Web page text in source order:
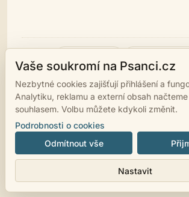
© 2007 - 2026 Nastavení cookies
Vaše soukromí na Psanci.cz
Nezbytné cookies zajišťují přihlášení a
Analytiku, reklamu a externí obsah
souhlasem. Volbu můžete kdykoli změnit.
Podrobnosti o cookies
Odmítnout vše
Nastavit